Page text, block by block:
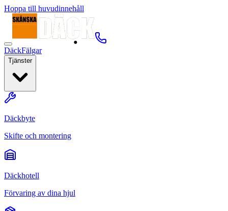
Hoppa till huvudinnehåll
DäckFälgar
Tjänster
Däckbyte
Skifte och montering
Däckhotell
Förvaring av dina hjul